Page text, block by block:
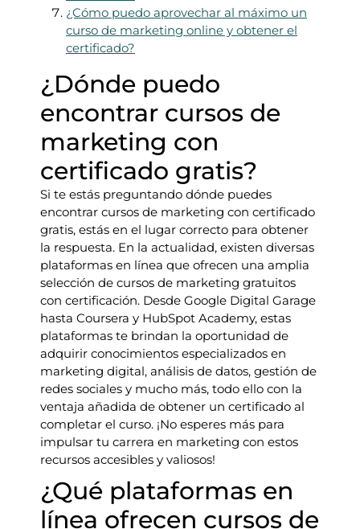
¿Cómo puedo aprovechar al máximo un
curso de marketing online y obtener el
certificado?
¿Dónde puedo
encontrar cursos de
marketing con
certificado gratis?
Si te estás preguntando dónde puedes
encontrar cursos de marketing con certificado
gratis, estás en el lugar correcto para obtener
la respuesta. En la actualidad, existen diversas
plataformas en línea que ofrecen una amplia
selección de cursos de marketing gratuitos
con certificación. Desde Google Digital Garage
hasta Coursera y HubSpot Academy, estas
plataformas te brindan la oportunidad de
adquirir conocimientos especializados en
marketing digital, análisis de datos, gestión de
redes sociales y mucho más, todo ello con la
ventaja añadida de obtener un certificado al
completar el curso. ¡No esperes más para
impulsar tu carrera en marketing con estos
recursos accesibles y valiosos!
¿Qué plataformas en
línea ofrecen cursos de